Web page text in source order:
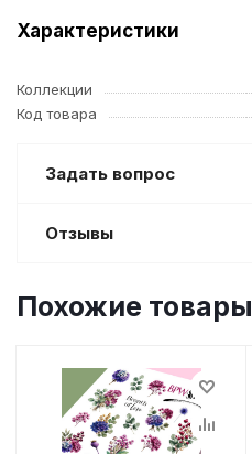
Характеристики
Коллекции
Код товара
Задать вопрос
Отзывы
Похожие товары